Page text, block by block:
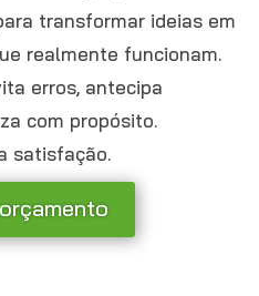
transformar ideias em
realmente funcionam.
erros, antecipa
com propósito.
satisfação.